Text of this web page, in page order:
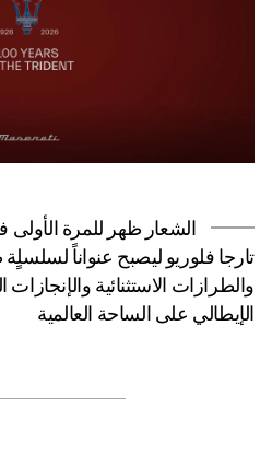
تارجا فلوريو ليصبح عنواناً
والطرازات الاستثنائية والإنجازات
الإيطالي على الساحة العالمية